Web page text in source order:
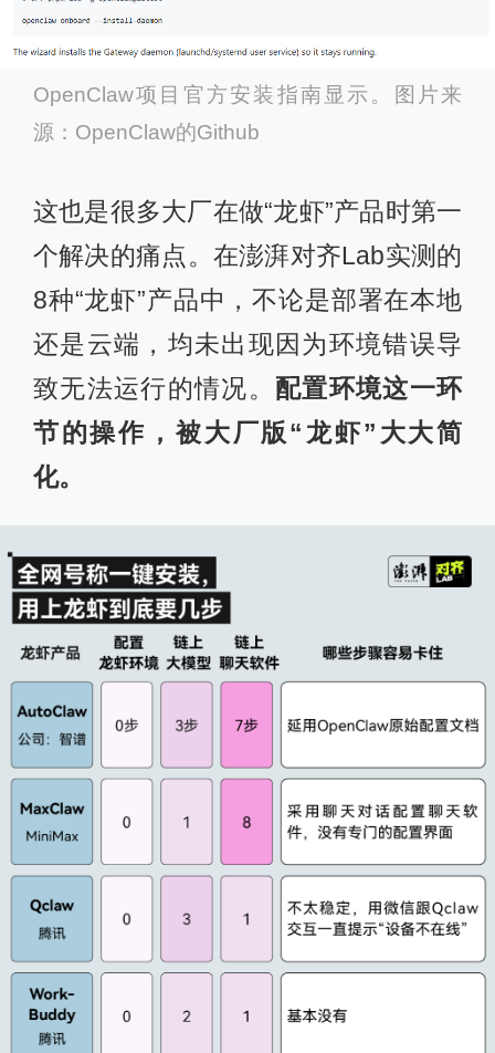
OpenClaw项目官方安装指南显示。图片来
源：OpenClaw的Github
这也是很多大厂在做“龙虾”产品时第一
个解决的痛点。在澎湃对齐Lab实测的
8种“龙虾”产品中，不论是部署在本地
还是云端，均未出现因为环境错误导
致无法运行的情况。 配置环境这一环
节的操作，被大厂版“龙虾”大大简
化。